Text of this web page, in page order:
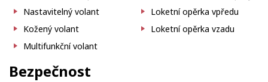
Nastavitelný volant
Kožený volant
Multifunkční volant
Loketní opěrka vpředu
Loketní opěrka vzadu
Bezpečnost